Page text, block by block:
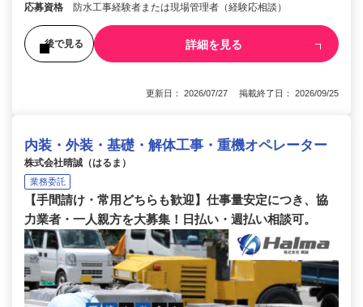
応募資格 防水工事経験者または現場管理者（経験応相談）
後で見る 詳細を見る
更新日： 2026/07/27 掲載終了日： 2026/09/25
内装・外装・基礎・解体工事・重機オペレーター
株式会社晴誠（はるま）
業務委託
【手間請け・常用どちらも歓迎】仕事量安定につき、協
力業者・一人親方を大募集！日払い・週払い相談可。